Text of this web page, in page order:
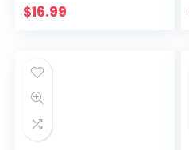
Kruisbeeld
$16.99